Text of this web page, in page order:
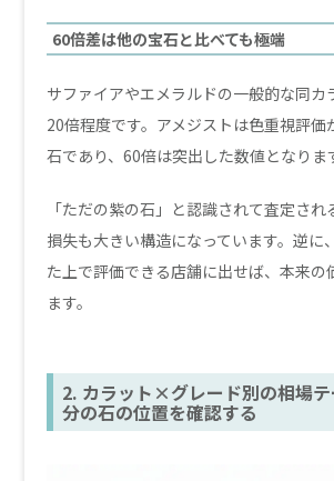
60倍差は他の宝石と比べても極端
サファイアやエメラルドの一般的な同カ
20倍程度です。アメジストは色重視評価
石であり、60倍は突出した数値となりま
「ただの紫の石」と認識されて査定さ
損失も大きい構造になっています。逆に
た上で評価できる店舗に出せば、本来の
ます。
2. カラット×グレード別の相場
分の石の位置を確認する